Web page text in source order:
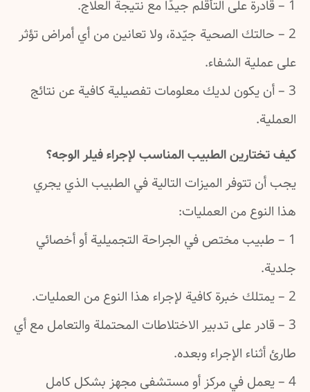
الصحية جيّدة، ولا تعانين من أي أمراض تؤثر
الشفاء.
يكون لديك معلومات تفصيلية كافية عن نتائج
الطبيب المناسب لإجراء فيلر الوجه؟
الميزات التالية في الطبيب الذي يجري
من العمليات:
مختص في الجراحة التجميلية أو أخصائي
على تدبير الاختلاطات المحتملة والتعامل مع أي
الإجراء وبعده.
في مركز أو مستشفى مجهز بشكل كامل